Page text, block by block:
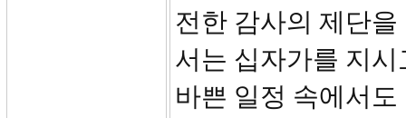
전한 감사의 제단
서는 십자가를 지
바쁜 일정 속에서